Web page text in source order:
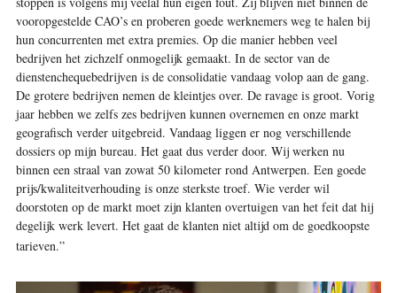
vooropgestelde CAO’s en proberen goede werknemers weg te halen bij
hun concurrenten met extra premies. Op die manier hebben veel
bedrijven het zichzelf onmogelijk gemaakt. In de sector van de
dienstenchequebedrijven is de consolidatie vandaag volop aan de gang.
De grotere bedrijven nemen de kleintjes over. De ravage is groot. Vorig
jaar hebben we zelfs zes bedrijven kunnen overnemen en onze markt
geografisch verder uitgebreid. Vandaag liggen er nog verschillende
dossiers op mijn bureau. Het gaat dus verder door. Wij werken nu
binnen een straal van zowat 50 kilometer rond Antwerpen. Een goede
prijs/kwaliteitverhouding is onze sterkste troef. Wie verder wil
doorstoten op de markt moet zijn klanten overtuigen van het feit dat hij
degelijk werk levert. Het gaat de klanten niet altijd om de goedkoopste
tarieven.”